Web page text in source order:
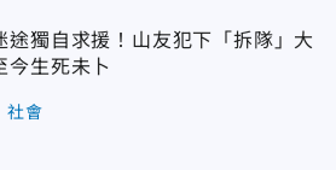
途獨自求援！山友犯下「拆隊」大
生死未卜
社會